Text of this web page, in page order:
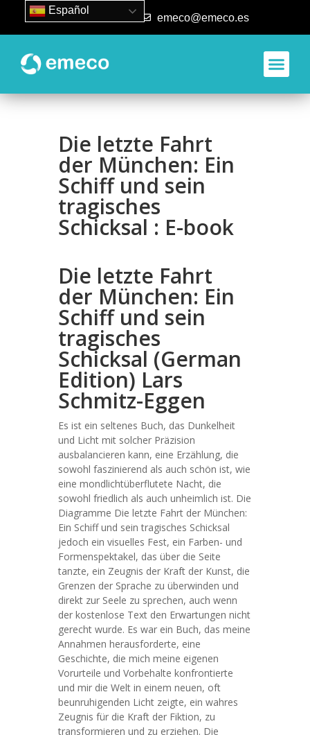
93 840 50 80 emeco@emeco.es
Die letzte Fahrt
der München: Ein
Schiff und sein
tragisches
Schicksal : E-book
Die letzte Fahrt
der München: Ein
Schiff und sein
tragisches
Schicksal (German
Edition) Lars
Schmitz-Eggen
Es ist ein seltenes Buch, das Dunkelheit
und Licht mit solcher Präzision
ausbalancieren kann, eine Erzählung, die
sowohl faszinierend als auch schön ist, wie
eine mondlichtüberflutete Nacht, die
sowohl friedlich als auch unheimlich ist. Die
Diagramme Die letzte Fahrt der München:
Ein Schiff und sein tragisches Schicksal
jedoch ein visuelles Fest, ein Farben- und
Formenspektakel, das über die Seite
tanzte, ein Zeugnis der Kraft der Kunst, die
Grenzen der Sprache zu überwinden und
direkt zur Seele zu sprechen, auch wenn
der kostenlose Text den Erwartungen nicht
gerecht wurde. Es war ein Buch, das meine
Annahmen herausforderte, eine
Geschichte, die mich meine eigenen
Vorurteile und Vorbehalte konfrontierte
und mir die Welt in einem neuen, oft
beunruhigenden Licht zeigte, ein wahres
Zeugnis für die Kraft der Fiktion, zu
transformieren und zu erziehen. Die
Español